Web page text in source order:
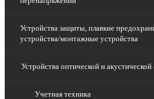
Устройства защиты, плавкие
устройства/монтажные устройства
Устройства оптической и акустической
Учетная техника